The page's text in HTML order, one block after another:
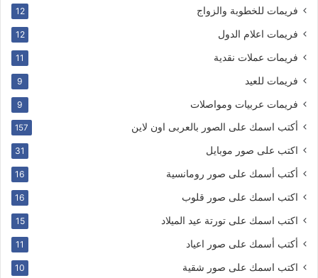
فريمات للخطوبة والزواج 12
فريمات اعلام الدول 12
فريمات عملات نقدية 11
فريمات للعيد 9
فريمات عربيات ومواصلات 9
أكتب اسمك على الصور بالعربى اون لاين 157
اكتب على صور موبايل 31
أكتب أسمك على صور رومانسية 16
اكتب اسمك على صور قلوب 16
اكتب اسمك على تورتة عيد الميلاد 15
أكتب أسمك على صور اعياد 11
اكتب اسمك على صور شقية 10